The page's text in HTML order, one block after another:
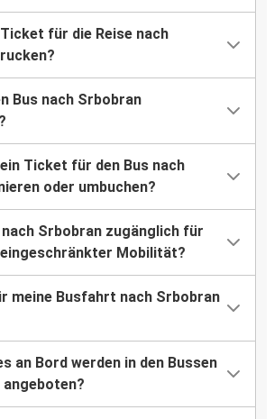
für die Reise nach
Bus nach Srbobran
Ticket für den Bus nach
oder umbuchen?
nach Srbobran zugänglich für
Mobilität?
meine Busfahrt nach Srbobran
an Bord werden in den Bussen